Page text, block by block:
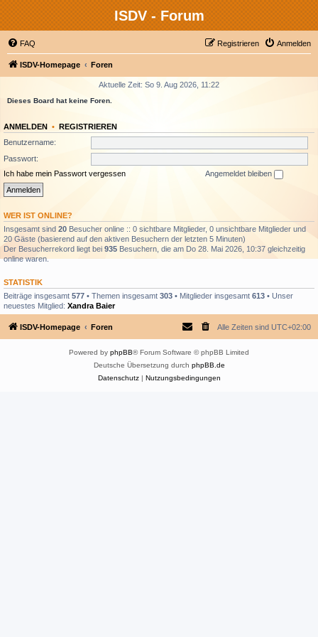
ISDV - Forum
FAQ Anmelden
Registrieren
ISDV-Homepage Foren
Aktuelle Zeit: So 9. Aug 2026, 11:22
Dieses Board hat keine Foren.
ANMELDEN • REGISTRIEREN
Benutzername:
Passwort:
Ich habe mein Passwort vergessen
Angemeldet bleiben
WER IST ONLINE?
Insgesamt sind 20 Besucher online :: 0 sichtbare Mitglieder, 0 unsichtbare Mitglieder und
20 Gäste (basierend auf den aktiven Besuchern der letzten 5 Minuten)
Der Besucherrekord liegt bei 935 Besuchern, die am Do 28. Mai 2026, 10:37 gleichzeitig
online waren.
STATISTIK
Beiträge insgesamt 577 • Themen insgesamt 303 • Mitglieder insgesamt 613 • Unser
neuestes Mitglied: Xandra Baier
ISDV-Homepage Foren Alle Zeiten sind UTC+02:00
Powered by phpBB® Forum Software © phpBB Limited
Deutsche Übersetzung durch phpBB.de
Datenschutz| Nutzungsbedingungen